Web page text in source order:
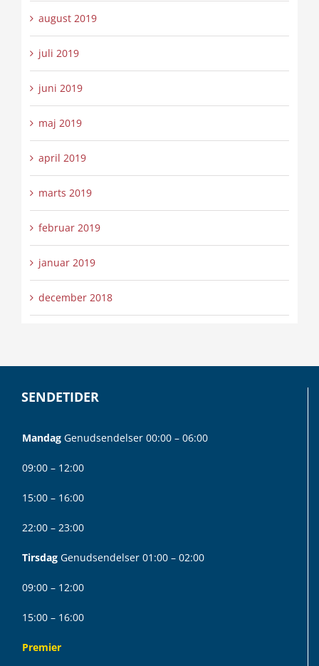
august 2019
juli 2019
juni 2019
maj 2019
april 2019
marts 2019
februar 2019
januar 2019
december 2018
SENDETIDER
Mandag Genudsendelser 00:00 – 06:00
09:00 – 12:00
15:00 – 16:00
22:00 – 23:00
Tirsdag Genudsendelser 01:00 – 02:00
09:00 – 12:00
15:00 – 16:00
Premier